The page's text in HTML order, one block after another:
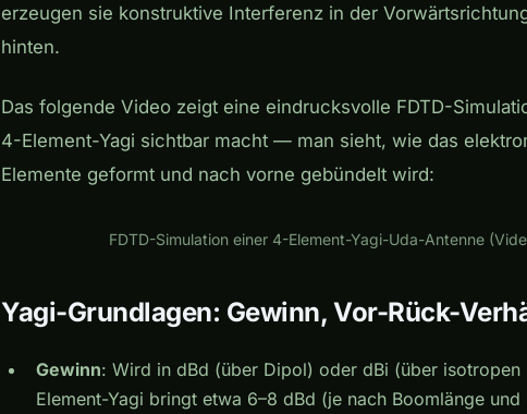
erzeugen sie konstruktive Interferenz in der
hinten.
Das folgende Video zeigt eine eindrucksvolle FDTD-
4-Element-Yagi sichtbar macht — man sieht, wie das
Elemente geformt und nach vorne gebündelt wird:
FDTD-Simulation einer 4-Element-Yagi-Uda-Antenne
Yagi-Grundlagen: Gewinn, Vor-Rück-
Gewinn: Wird in dBd (über Dipol) oder dBi (über isotropen
Element-Yagi bringt etwa 6–8 dBd (je nach Boomlänge